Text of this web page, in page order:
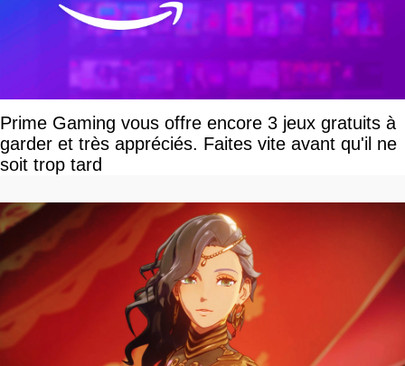
Prime Gaming vous offre encore 3 jeux gratuits à
garder et très appréciés. Faites vite avant qu'il ne
soit trop tard